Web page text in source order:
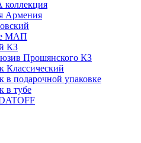
Армения
МАП
КЗ
Прошянского КЗ
Классический
в подарочной упаковке
в тубе